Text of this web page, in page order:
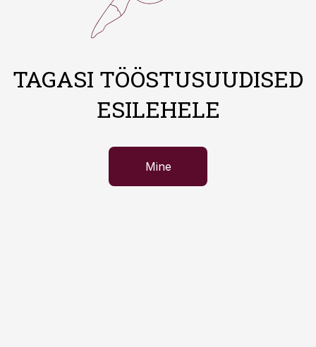
TAGASI TÖÖSTUSUUDISED
ESILEHELE
Mine